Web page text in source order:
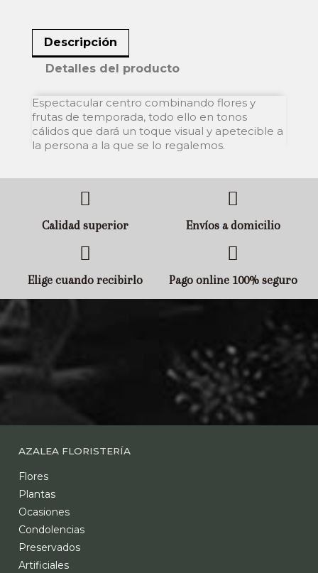
Descripción
Detalles del producto
Espectacular centro combinando flores y
frutas de temporada, todo ello en tonos
cálidos que dará un toque visual y apetecible a
la persona a la que se lo regalemos.
Calidad superior Envíos a domicilio
Elige cuando recibirlo Pago online 100% seguro
AZALEA FLORISTERÍA
Flores
Plantas
Ocasiones
Condolencias
Preservados
Artificiales